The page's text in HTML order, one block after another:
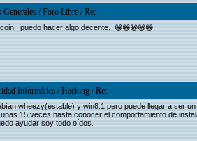
Generales/Foro Libre/Re:
puedo hacer algo decente. 😁😁😁😁😁
Informática/Hacking/Re:
wheezy(estable) y win8.1 pero puede llegar a ser
15 veces hasta conocer el comportamiento de
ayudar soy todo oídos.